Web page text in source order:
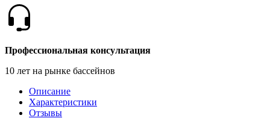
Профессиональная консультация
10 лет на рынке бассейнов
Описание
Характеристики
Отзывы